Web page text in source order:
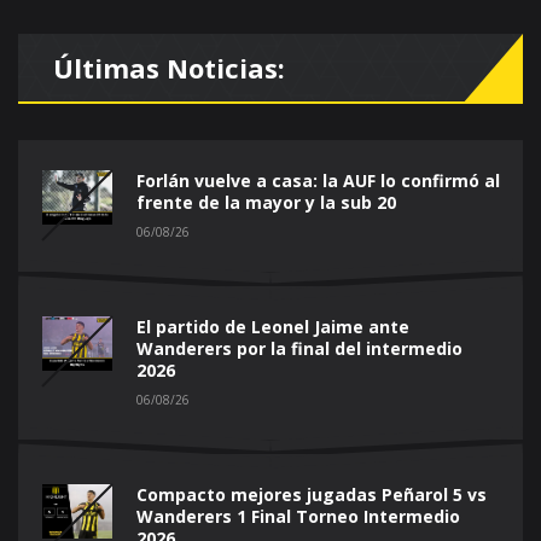
Últimas Noticias:
Forlán vuelve a casa: la AUF lo confirmó al
frente de la mayor y la sub 20
06/08/26
El partido de Leonel Jaime ante
Wanderers por la final del intermedio
2026
06/08/26
Compacto mejores jugadas Peñarol 5 vs
Wanderers 1 Final Torneo Intermedio